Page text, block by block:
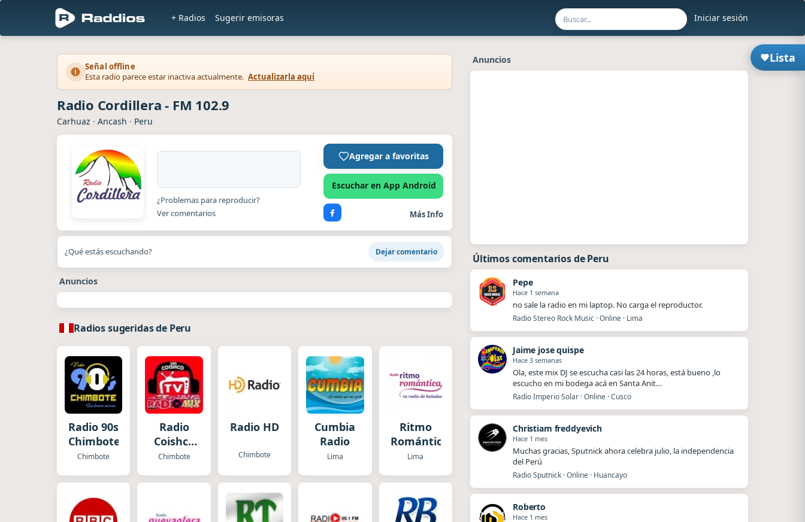
Iniciar sesión
+ Radios Sugerir emisoras
Lista
Señal offline
Esta radio parece estar inactiva actualmente. Actualizarla aquí
Radio Cordillera - FM 102.9
Carhuaz · Ancash · Peru
¿Problemas para reproducir?
Ver comentarios
Agregar a favoritas
Escuchar en App Android
Más Info
¿Qué estás escuchando? Dejar comentario
Anuncios
Radios sugeridas de Peru
Radio 90s
Chimbote
Chimbote
Radio
Coishco
TV Mi
Mix
Chimbote
Radio HD
Chimbote
Cumbia
Radio
Lima
Ritmo
Romántica
Lima
Anuncios
Últimos comentarios de Peru
Pepe
Hace 1 semana
no sale la radio en mi laptop. No carga el reproductor.
Radio Stereo Rock Music · Online · Lima
Jaime jose quispe
Hace 3 semanas
Ola, este mix DJ se escucha casi las 24 horas, está bueno ,lo
escucho en mi bodega acá en Santa Anit…
Radio Imperio Solar · Online · Cusco
Christiam freddyevich
Hace 1 mes
Muchas gracias, Sputnick ahora celebra julio, la independencia
del Perú
Radio Sputnick · Online · Huancayo
Roberto
Hace 1 mes